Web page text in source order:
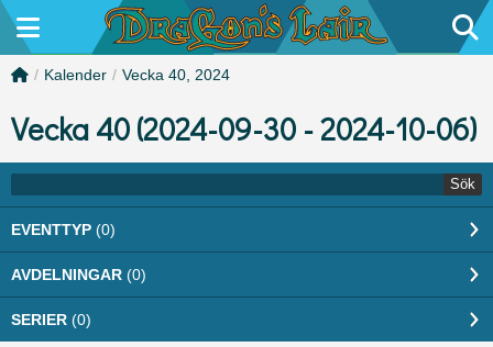
/ Kalender / Vecka 40, 2024
Vecka 40 (2024-09-30 - 2024-10-06)
Sök
EVENTTYP (0)
AVDELNINGAR (0)
SERIER (0)